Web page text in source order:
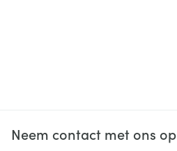
Neem contact met ons op